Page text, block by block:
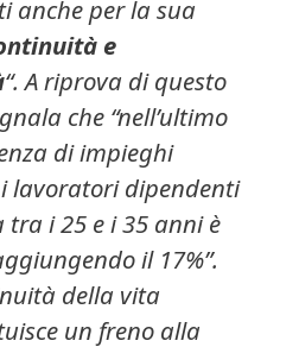
anche per la sua
e
“. A riprova di questo
che “nell’ultimo
di impieghi
lavoratori dipendenti
tra i 25 e i 35 anni è
il 17%”.
della vita
un freno alla